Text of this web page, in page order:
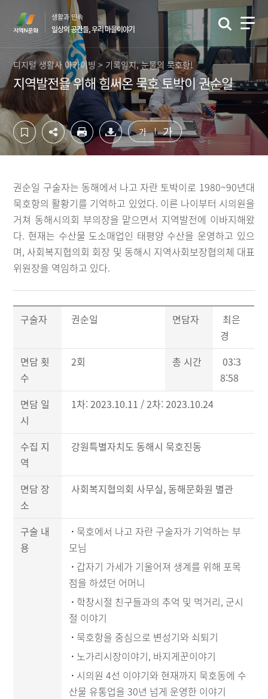
역
바
로
가
바
로
가
기
생활과 민속
일상의 공간들, 우리 마을이야기
디지털 생활사 아카이빙 > 기록일지, 눈물의 묵호항!
지역발전을 위해 힘써온 묵호 토박이 권순일
가 가
권순일 구술자는 동해에서 나고 자란 토박이로 1980~90년대
묵호항의 활황기를 기억하고 있었다. 이른 나이부터 시의원을
거쳐 동해시의회 부의장을 맡으면서 지역발전에 이바지해왔
다. 현재는 수산물 도소매업인 태평양 수산을 운영하고 있으
며, 사회복지협의회 회장 및 동해시 지역사회보장협의체 대표
위원장을 역임하고 있다.
구술자 권순일 면담자
최은
경
면담 횟
수
2회 총 시간
03:3
8:58
면담 일
시
1차: 2023.10.11 / 2차: 2023.10.24
수집 지
역
강원특별자치도 동해시 묵호진동
면담 장
소
사회복지협의회 사무실, 동해문화원 별관
구술 내
용
· 묵호에서 나고 자란 구술자가 기억하는 부
모님
· 갑자기 가세가 기울어져 생계를 위해 포목
점을 하셨던 어머니
· 학창시절 친구들과의 추억 및 먹거리, 군시
절 이야기
· 묵호항을 중심으로 변성기와 쇠퇴기
· 노가리시장이야기, 바지게꾼이야기
· 시의원 4선 이야기와 현재까지 묵호동에 수
산물 유통업을 30년 넘게 운영한 이야기